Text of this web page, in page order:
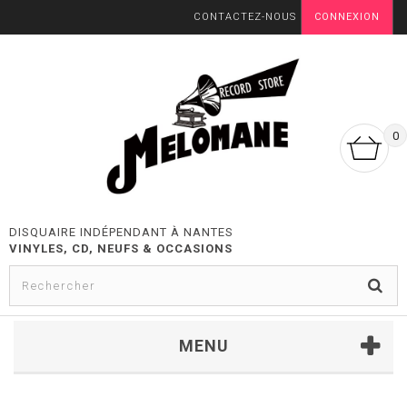
CONNEXION
CONTACTEZ-NOUS
0
DISQUAIRE INDÉPENDANT À NANTES
VINYLES, CD, NEUFS & OCCASIONS
MENU